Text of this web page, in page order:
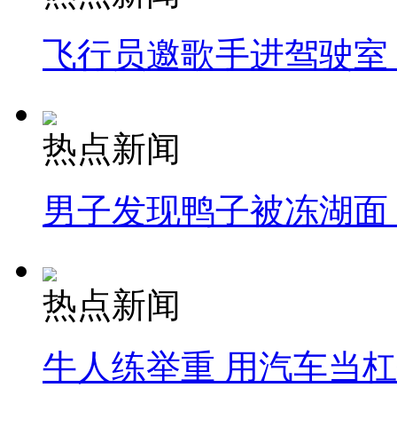
飞行员邀歌手进驾驶
热点新闻
男子发现鸭子被冻湖
热点新闻
牛人练举重 用汽车当